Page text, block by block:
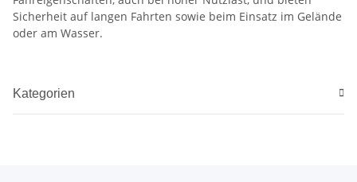
Sicherheit auf langen Fahrten sowie beim Einsatz im Gelände
oder am Wasser.
Kategorien